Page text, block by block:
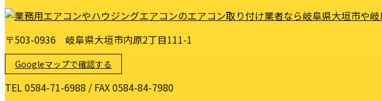
〒503-0936 岐阜県大垣市内原2丁目111-1
Googleマップで確認する
TEL 0584-71-6988 / FAX 0584-84-7980